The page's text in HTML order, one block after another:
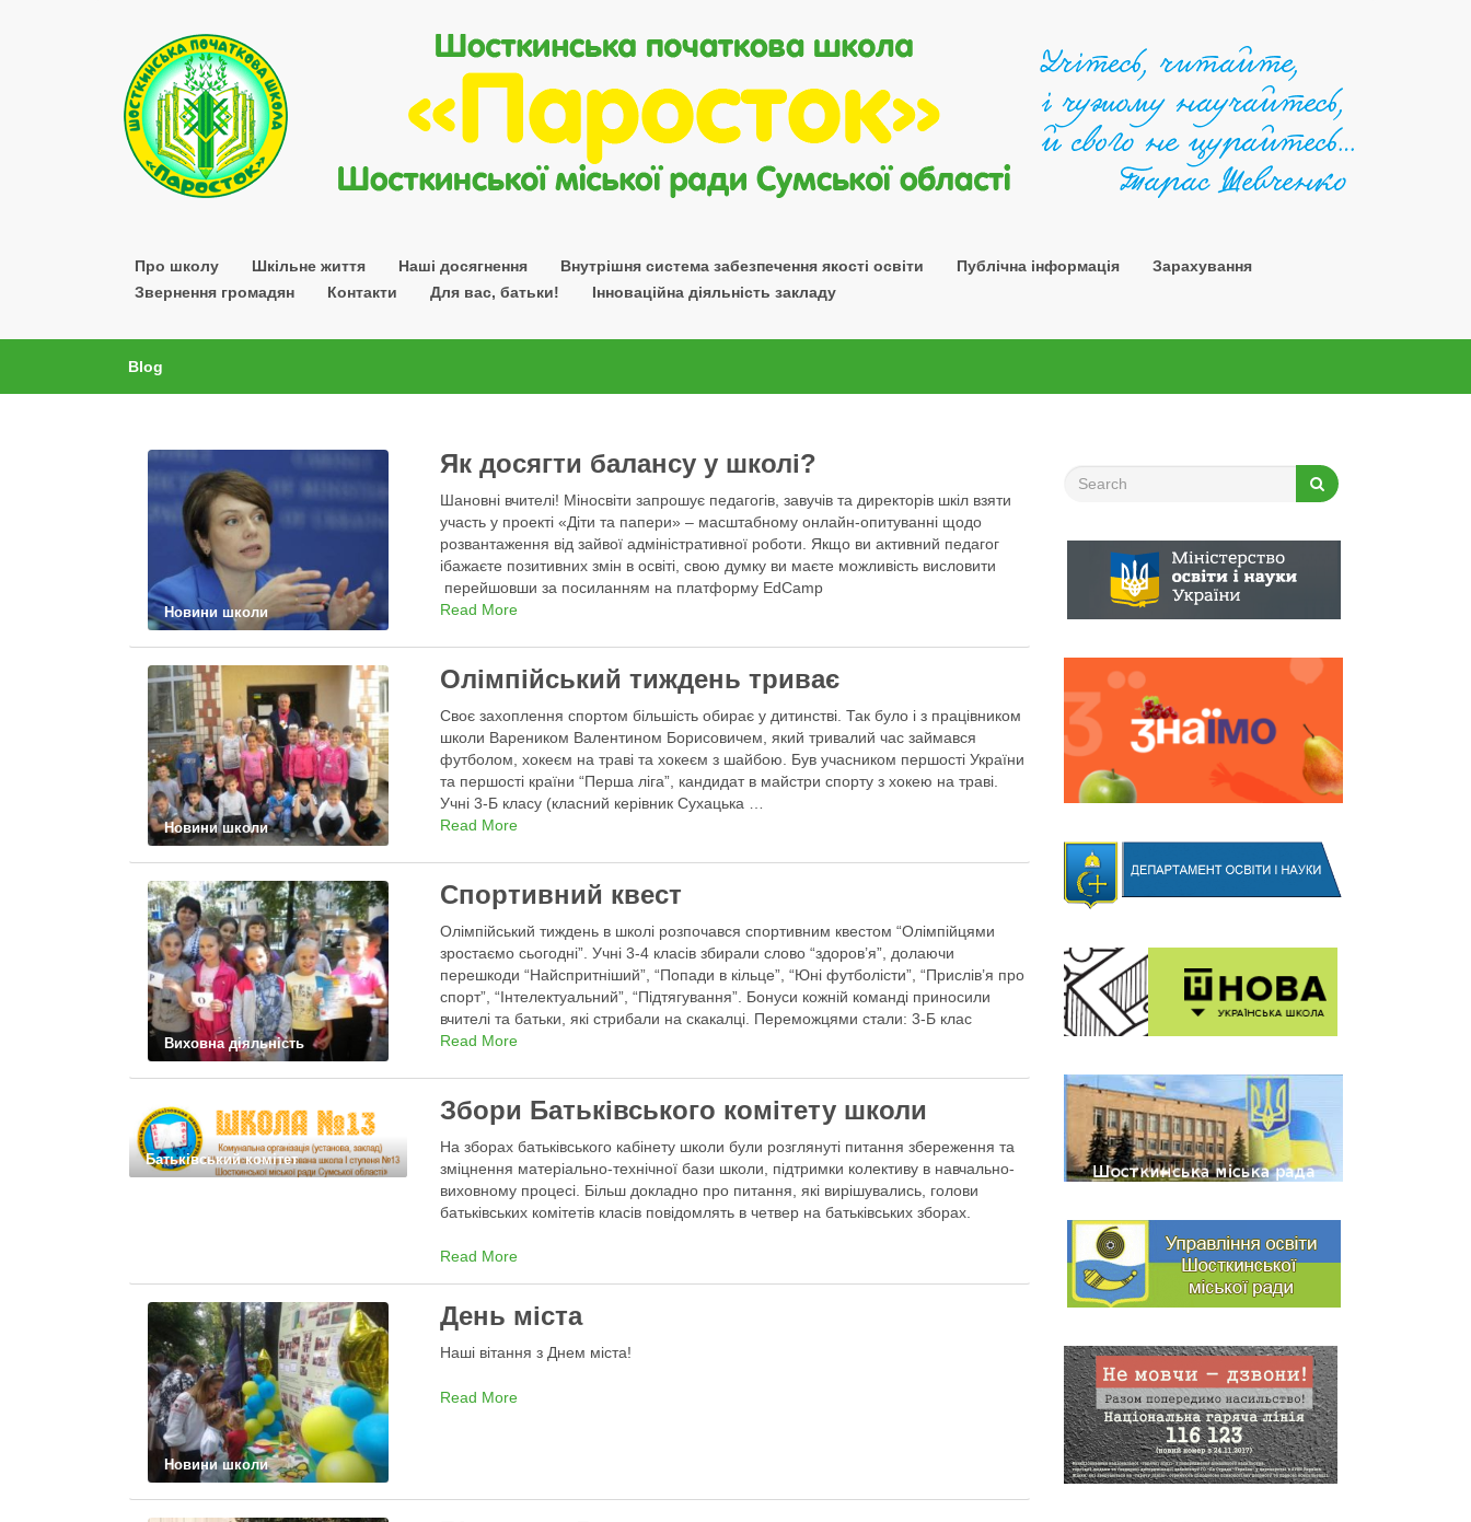
Про школу Шкільне життя Наші досягнення Внутрішня система забезпечення якості освіти Публічна інформація
Зарахування
Звернення громадян
Контакти Для вас, батьки! Інноваційна діяльність закладу
Blog
Новини школи
Як досягти балансу у школі?
Шановні вчителі! Міносвіти запрошує педагогів, завучів та директорів шкіл взяти
участь у проекті «Діти та папери» – масштабному онлайн-опитуванні щодо
розвантаження від зайвої адміністративної роботи. Якщо ви активний педагог
ібажаєте позитивних змін в освіті, свою думку ви маєте можливість висловити
перейшовши за посиланням на платформу EdCamp
Read More
Новини школи
Олімпійський тиждень триває
Своє захоплення спортом більшість обирає у дитинстві. Так було і з працівником
школи Вареником Валентином Борисовичем, який тривалий час займався
футболом, хокеєм на траві та хокеєм з шайбою. Був учасником першості України
та першості країни “Перша ліга”, кандидат в майстри спорту з хокею на траві.
Учні 3-Б класу (класний керівник Сухацька …
Read More
Виховна діяльність
Спортивний квест
Олімпійський тиждень в школі розпочався спортивним квестом “Олімпійцями
зростаємо сьогодні”. Учні 3-4 класів збирали слово “здоров’я”, долаючи
перешкоди “Найспритніший”, “Попади в кільце”, “Юні футболісти”, “Прислів’я про
спорт”, “Інтелектуальний”, “Підтягування”. Бонуси кожній команді приносили
вчителі та батьки, які стрибали на скакалці. Переможцями стали: 3-Б клас
(класний керівник Сухацька Н.М.), 4-Б клас …
Read More
Батьківський комітет
Збори Батьківського комітету школи
На зборах батьківського кабінету школи були розглянуті питання збереження та
зміцнення матеріально-технічної бази школи, підтримки колективу в навчально-
виховному процесі. Більш докладно про питання, які вирішувались, голови
батьківських комітетів класів повідомлять в четвер на батьківських зборах.
Read More
Новини школи
День міста
Наші вітання з Днем міста!
Read More